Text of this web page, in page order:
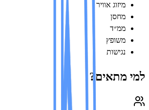
מיזוג אוויר
מחסן
ממ״ד
משופץ
נגישות
מתאים?